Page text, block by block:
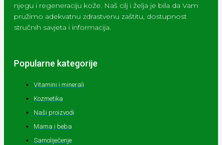
njegu i regeneraciju kože. Naš cilj i želja je bila da Vam
pružimo adekvatnu zdrastvenu zaštitu, dostupnost
stručnih savjeta i informacija.
Popularne kategorije
Vitamini i minerali
Kozmetika
Naši proizvodi
Mama i beba
Samoliječenje